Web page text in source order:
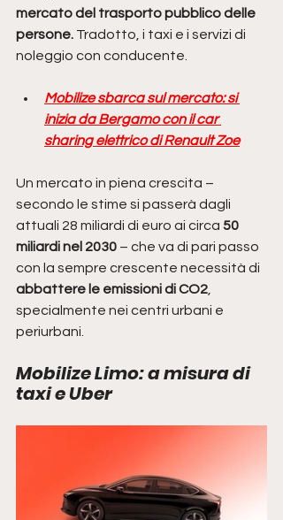
mercato del trasporto pubblico delle
persone. Tradotto, i taxi e i servizi di
noleggio con conducente.
Mobilize sbarca sul mercato: si
inizia da Bergamo con il car
sharing elettrico di Renault Zoe
Un mercato in piena crescita –
secondo le stime si passerà dagli
attuali 28 miliardi di euro ai circa 50
miliardi nel 2030 – che va di pari passo
con la sempre crescente necessità di
abbattere le emissioni di CO2
specialmente nei centri urbani e
periurbani.
Mobilize Limo: a misura di
taxi e Uber